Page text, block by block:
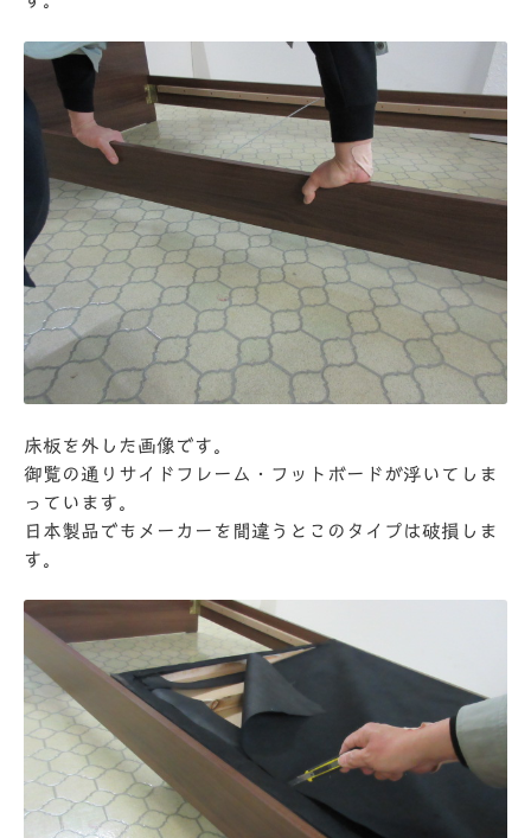
床板を外した画像です。
御覧の通りサイドフレーム・フットボードが浮いてしま
っています。
日本製品でもメーカーを間違うとこのタイプは破損しま
す。